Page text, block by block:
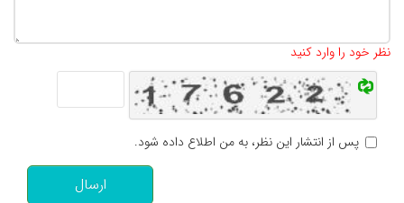
نظر خود را وارد کنید
پس از انتشار این نظر، به من اطلاع داده شود.
ارسال